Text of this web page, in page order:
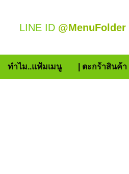
LINE ID @MenuFolder
ทำไม..แฟ้มเมนู | ตะกร้าสินค้า